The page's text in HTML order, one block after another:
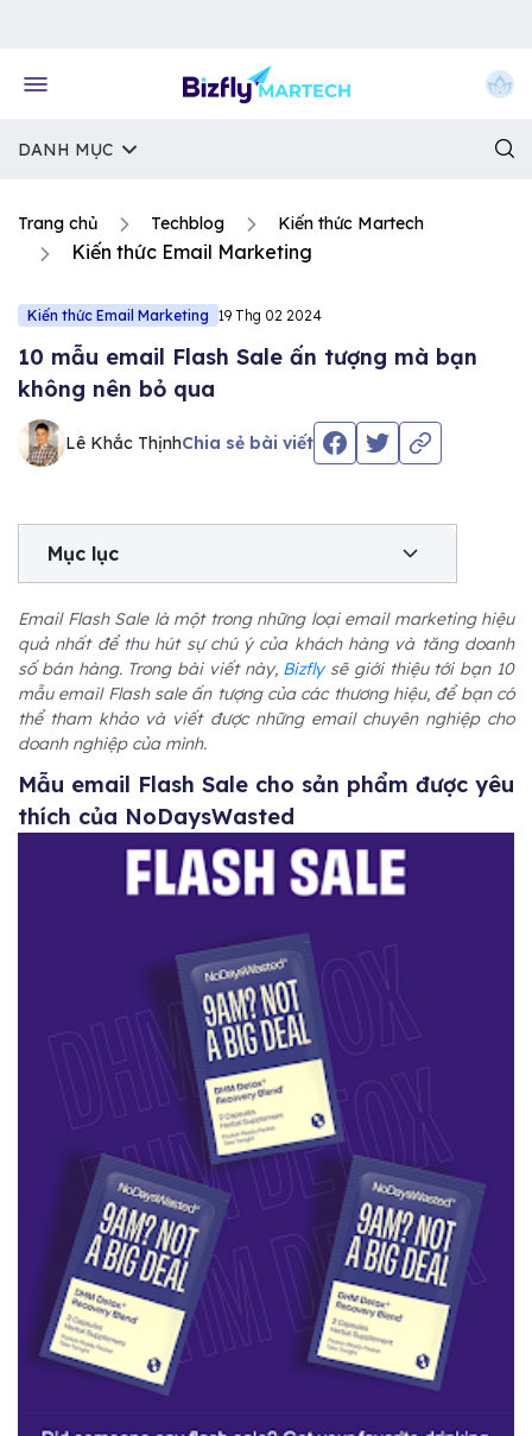
DANH MỤC
Trang chủ Techblog Kiến thức Martech
Kiến thức Email Marketing
Kiến thức Email Marketing 19 Thg 02 2024
10 mẫu email Flash Sale ấn tượng mà bạn
không nên bỏ qua
Lê Khắc ThịnhChia sẻ bài viết
Mục lục
Email Flash Sale là một trong những loại email marketing hiệu
quả nhất để thu hút sự chú ý của khách hàng và tăng doanh
số bán hàng. Trong bài viết này, Bizflysẽ giới thiệu tới bạn 10
mẫu email Flash sale ấn tượng của các thương hiệu, để bạn có
thể tham khảo và viết được những email chuyên nghiệp cho
doanh nghiệp của mình.
Mẫu email Flash Sale cho sản phẩm được yêu
thích của NoDaysWasted